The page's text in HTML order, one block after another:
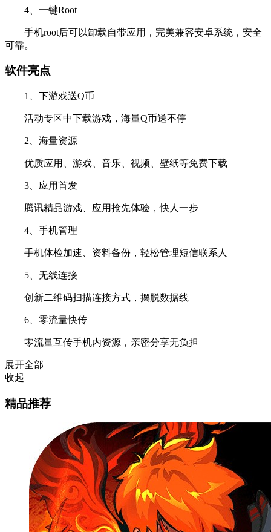
4、一键Root
手机root后可以卸载自带应用，完美兼容安卓系统，安全
可靠。
软件亮点
1、下游戏送Q币
活动专区中下载游戏，海量Q币送不停
2、海量资源
优质应用、游戏、音乐、视频、壁纸等免费下载
3、应用首发
腾讯精品游戏、应用抢先体验，快人一步
4、手机管理
手机体检加速、资料备份，轻松管理短信联系人
5、无线连接
创新二维码扫描连接方式，摆脱数据线
6、零流量快传
零流量互传手机内资源，亲密分享无负担
展开全部
收起
精品推荐